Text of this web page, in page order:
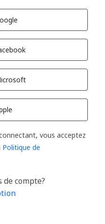
vous acceptez
Politique de
de compte?